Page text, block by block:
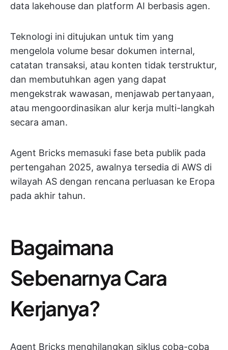
data lakehouse dan platform AI berbasis agen.
Teknologi ini ditujukan untuk tim yang
mengelola volume besar dokumen internal,
catatan transaksi, atau konten tidak terstruktur,
dan membutuhkan agen yang dapat
mengekstrak wawasan, menjawab pertanyaan,
atau mengoordinasikan alur kerja multi-langkah
secara aman.
Agent Bricks memasuki fase beta publik pada
pertengahan 2025, awalnya tersedia di AWS di
wilayah AS dengan rencana perluasan ke Eropa
pada akhir tahun.
Bagaimana
Sebenarnya Cara
Kerjanya?
Agent Bricks menghilangkan siklus coba-coba